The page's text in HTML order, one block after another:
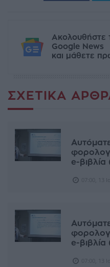
Ακολουθήστε
Google News
και μάθετε
ΣΧΕΤΙΚΆ
e-
e-